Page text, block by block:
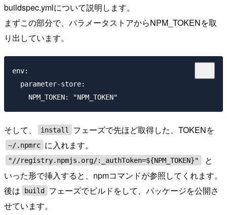
buildspec.ymlについて説明します。
まずこの部分で、パラメータストアからNPM_TOKENを取
り出しています。
env:
  parameter-store:
そして、 install フェーズで先ほど取得した、TOKENを
~/.npmrc に入れます。
"//registry.npmjs.org/:_authToken=${NPM_TOKEN}"
と
いった形で挿入すると、npmコマンドが参照してくれます。
後は
build
フェーズでビルドをして、パッケージを公開さ
せています。